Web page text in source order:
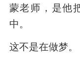
蒙老师，是他
中。
这不是在做梦。